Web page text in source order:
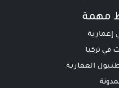
مهمة
إعمارية
في تركيا
العقارية